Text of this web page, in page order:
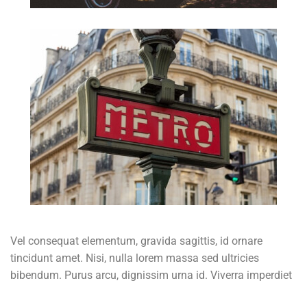
Vel consequat elementum, gravida sagittis, id ornare
tincidunt amet. Nisi, nulla lorem massa sed ultricies
bibendum. Purus arcu, dignissim urna id. Viverra imperdiet